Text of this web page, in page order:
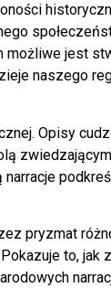
możliwe jest
naszego
Opisy
pryzmat
to, jak